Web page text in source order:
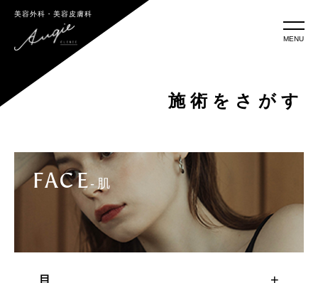
美容外科・美容皮膚科
MENU
施術をさがす
FACE-肌
目